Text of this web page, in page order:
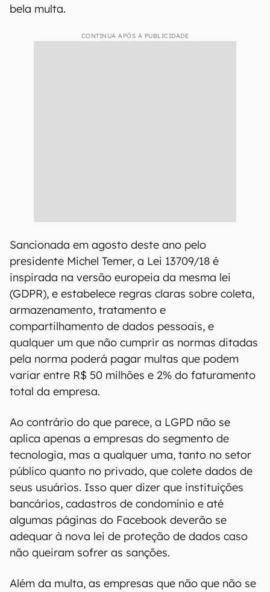
bela multa.
CONTINUA APÓS A PUBLICIDADE
Sancionada em agosto deste ano pelo
presidente Michel Temer, a Lei 13709/18 é
inspirada na versão europeia da mesma lei
(GDPR), e estabelece regras claras sobre coleta,
armazenamento, tratamento e
compartilhamento de dados pessoais, e
qualquer um que não cumprir as normas ditadas
pela norma poderá pagar multas que podem
variar entre R$ 50 milhões e 2% do faturamento
total da empresa.
Ao contrário do que parece, a LGPD não se
aplica apenas a empresas do segmento de
tecnologia, mas a qualquer uma, tanto no setor
público quanto no privado, que colete dados de
seus usuários. Isso quer dizer que instituições
bancários, cadastros de condomínio e até
algumas páginas do Facebook deverão se
adequar à nova lei de proteção de dados caso
não queiram sofrer as sanções.
Além da multa, as empresas que não que não se